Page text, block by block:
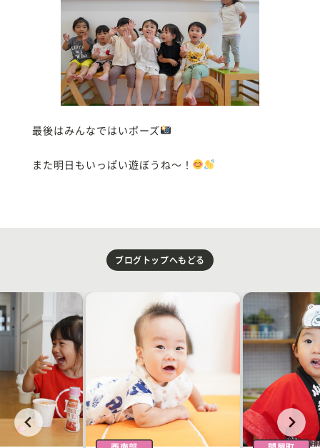
最後はみんなではいポーズ
また明日もいっぱい遊ぼうね〜！
ブログトップへもどる